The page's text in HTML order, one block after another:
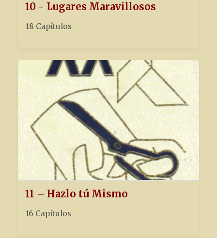
10 - Lugares Maravillosos
18 Capítulos
11 – Hazlo tú Mismo
16 Capítulos